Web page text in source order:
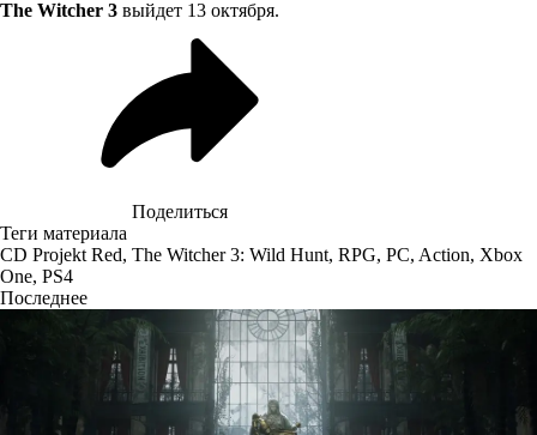
The Witcher 3 выйдет 13 октября.
Поделиться
Теги материала
CD Projekt Red, The Witcher 3: Wild Hunt, RPG, PC, Action, Xbox
One, PS4
Последнее